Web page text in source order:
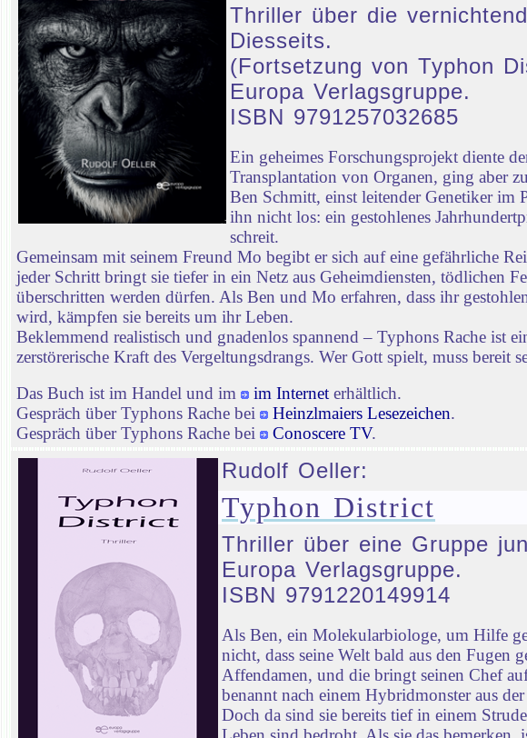
Thriller über die
Diesseits.
(Fortsetzung von Typhon
Europa Verlagsgruppe.
ISBN 9791257032685
Ein geheimes Forschungsprojekt diente
Transplantation von Organen, ging aber
Ben Schmitt, einst leitender Genetiker im
ihn nicht los: ein gestohlenes
schreit.
Gemeinsam mit seinem Freund Mo begibt er sich auf eine gefährliche
jeder Schritt bringt sie tiefer in ein Netz aus Geheimdiensten, tödlichen
überschritten werden dürfen. Als Ben und Mo erfahren, dass ihr
wird, kämpfen sie bereits um ihr Leben.
Beklemmend realistisch und gnadenlos spannend – Typhons Rache ist
zerstörerische Kraft des Vergeltungsdrangs. Wer Gott spielt, muss bereit
Das Buch ist im Handel und im
im Internet erhältlich.
Gespräch über Typhons Rache bei
Heinzlmaiers Lesezeichen.
Gespräch über Typhons Rache bei
Conoscere TV.
Rudolf Oeller:
Typhon District
Thriller über eine Gruppe
Europa Verlagsgruppe.
ISBN 9791220149914
Als Ben, ein Molekularbiologe, um Hilfe
nicht, dass seine Welt bald aus den Fugen
Affendamen, und die bringt seinen Chef
benannt nach einem Hybridmonster aus
Doch da sind sie bereits tief in einem